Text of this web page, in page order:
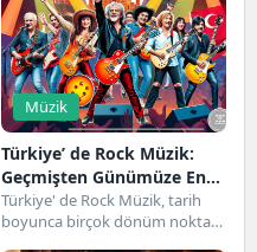
Müzik
Türkiye’ de Rock Müzik:
Geçmişten Günümüze En
İyi Albümler
Türkiye' de Rock Müzik, tarih
boyunca birçok dönüm noktası